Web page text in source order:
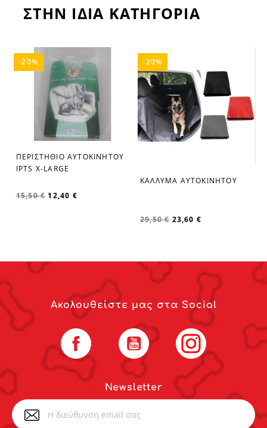
ΣΤΗΝ ΙΔΙΑ ΚΑΤΗΓΟΡΙΑ
favorite_border
ΠΕΡΙΣΤΗΘΙΟ ΑΥΤΟΚΙΝΗΤΟΥ
IPTS X-LARGE
15,50 € 12,40 €
-20%
favorite_border
ΚΑΛΛΥΜΑ ΑΥΤΟΚΙΝΗΤΟΥ
29,50 € 23,60 €
-20%
Newsletter
Ακολουθείστε μας στα Social
Facebook YouTube Instagram